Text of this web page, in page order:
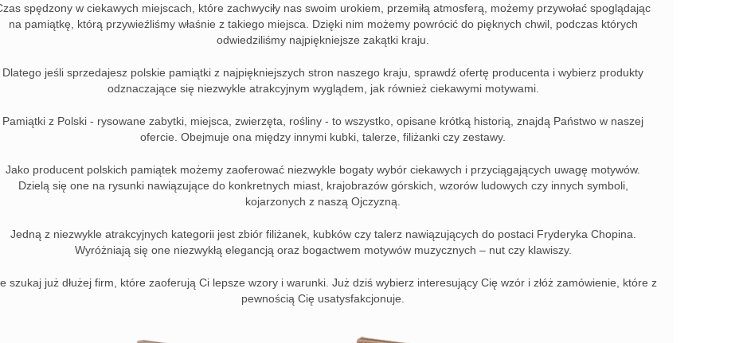
spędzony w ciekawych miejscach, które zachwyciły nas swoim urokiem, przemiłą atmosferą, możemy przywołać spoglądając
na pamiątkę, którą przywieźliśmy właśnie z takiego miejsca. Dzięki nim możemy powrócić do pięknych chwil, podczas których
odwiedziliśmy najpiękniejsze zakątki kraju.
Dlatego jeśli sprzedajesz polskie pamiątki z najpiękniejszych stron naszego kraju, sprawdź ofertę producenta i wybierz produkty
odznaczające się niezwykle atrakcyjnym wyglądem, jak również ciekawymi motywami.
Pamiątki z Polski - rysowane zabytki, miejsca, zwierzęta, rośliny - to wszystko, opisane krótką historią, znajdą Państwo w naszej
ofercie. Obejmuje ona między innymi kubki, talerze, filiżanki czy zestawy.
Jako producent polskich pamiątek możemy zaoferować niezwykle bogaty wybór ciekawych i przyciągających uwagę motywów.
Dzielą się one na rysunki nawiązujące do konkretnych miast, krajobrazów górskich, wzorów ludowych czy innych symboli,
kojarzonych z naszą Ojczyzną.
Jedną z niezwykle atrakcyjnych kategorii jest zbiór filiżanek, kubków czy talerz nawiązujących do postaci Fryderyka Chopina.
Wyróżniają się one niezwykłą elegancją oraz bogactwem motywów muzycznych – nut czy klawiszy.
szukaj już dłużej firm, które zaoferują Ci lepsze wzory i warunki. Już dziś wybierz interesujący Cię wzór i złóż zamówienie, które z
pewnością Cię usatysfakcjonuje.